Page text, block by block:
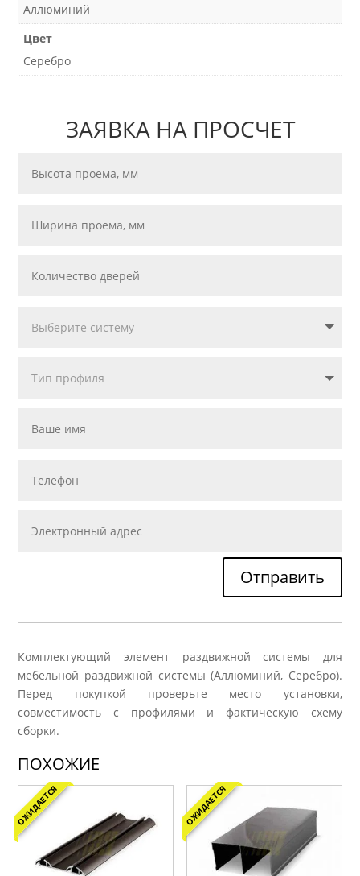
Аллюминий
Цвет
Серебро
ЗАЯВКА НА ПРОСЧЕТ
Отправить
Комплектующий элемент раздвижной системы для
мебельной раздвижной системы (Аллюминий, Серебро).
Перед покупкой проверьте место установки,
совместимость с профилями и фактическую схему
сборки.
ПОХОЖИЕ
ОЖИДАЕТСЯ ОЖИДАЕТСЯ